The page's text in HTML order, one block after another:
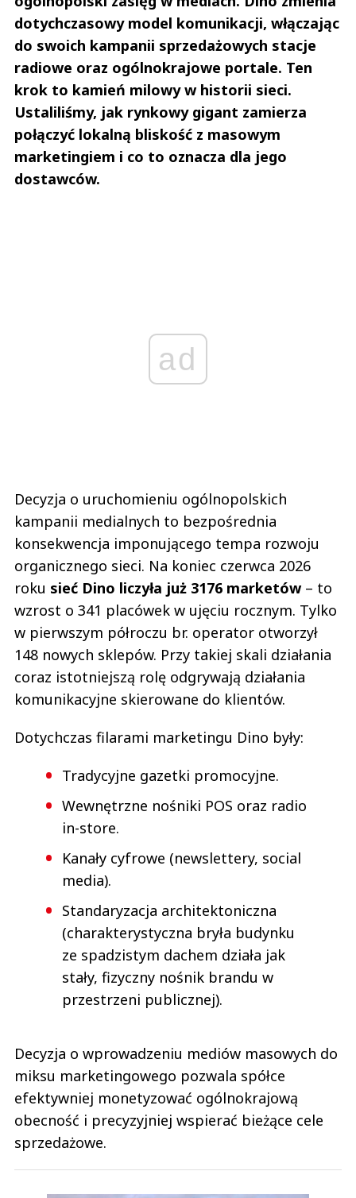
dotychczasowy model komunikacji, włączając
do swoich kampanii sprzedażowych stacje
radiowe oraz ogólnokrajowe portale. Ten
krok to kamień milowy w historii sieci.
Ustaliliśmy, jak rynkowy gigant zamierza
połączyć lokalną bliskość z masowym
marketingiem i co to oznacza dla jego
dostawców.
ad
Decyzja o uruchomieniu ogólnopolskich
kampanii medialnych to bezpośrednia
konsekwencja imponującego tempa rozwoju
organicznego sieci. Na koniec czerwca 2026
roku sieć Dino liczyła już 3176 marketów– to
wzrost o 341 placówek w ujęciu rocznym. Tylko
w pierwszym półroczu br. operator otworzył
148 nowych sklepów. Przy takiej skali działania
coraz istotniejszą rolę odgrywają działania
komunikacyjne skierowane do klientów.
Dotychczas filarami marketingu Dino były:
Tradycyjne gazetki promocyjne.
Wewnętrzne nośniki POS oraz radio
in-store.
Kanały cyfrowe (newslettery, social
media).
Standaryzacja architektoniczna
(charakterystyczna bryła budynku
ze spadzistym dachem działa jak
stały, fizyczny nośnik brandu w
przestrzeni publicznej).
Decyzja o wprowadzeniu mediów masowych do
miksu marketingowego pozwala spółce
efektywniej monetyzować ogólnokrajową
obecność i precyzyjniej wspierać bieżące cele
sprzedażowe.